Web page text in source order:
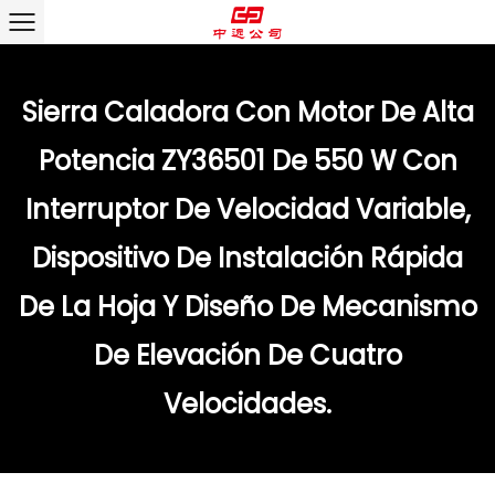
Sierra Caladora Con Motor De Alta
Potencia ZY36501 De 550 W Con
Interruptor De Velocidad Variable,
Dispositivo De Instalación Rápida
De La Hoja Y Diseño De Mecanismo
De Elevación De Cuatro
Velocidades.